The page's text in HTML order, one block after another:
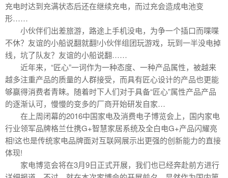
充电时达到充满状态后还在继续充电，而过充会造成电池变
形……
小伙伴们出差旅游，路途上手机没电，为争一个插口而喋喋
不休？友谊的小船说翻就翻!小伙伴组团玩游戏，玩到一半没电掉
线，坑了队友？友谊的小船说翻……
近年来，“匠心”一词作为一种态度、一种产品属性，被越来
越多注重产品的质量的人群接受，而具有匠心设计的产品也更能
够赢得消费者青睐。随着时下人们对于具备“匠心”属性产品产品
的逐渐认可，慢慢的变多的厂商开始研发自家…
在上周闭幕的2016中国家电及消费电子博览会上，国内家电
行业领军品牌格兰仕携G+智慧家居系统及全白电G+产品闪耀亮
相!这也是传统家电品牌面对互联网展示出更强的创新能力的直接
体现!
家电博览会将在3月9日正式开展，我们也已经奔赴前方进行